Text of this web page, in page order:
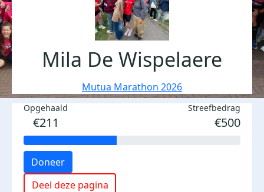
Mila De Wispelaere
Mutua Marathon 2026
Opgehaald
€211
Streefbedrag
€500
Doneer
Deel deze pagina